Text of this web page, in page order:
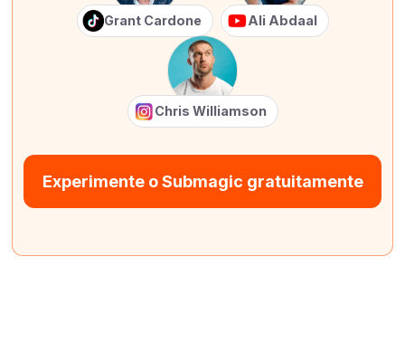
Grant Cardone Ali Abdaal
Chris Williamson
Experimente o Submagic gratuitamente